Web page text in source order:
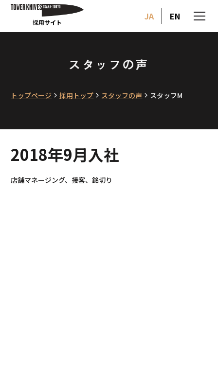
採用サイト
JA EN
スタッフの声
トップページ 採用トップ スタッフの声 スタッフM
2018年9月入社
店舗マネージング、接客、銘切り